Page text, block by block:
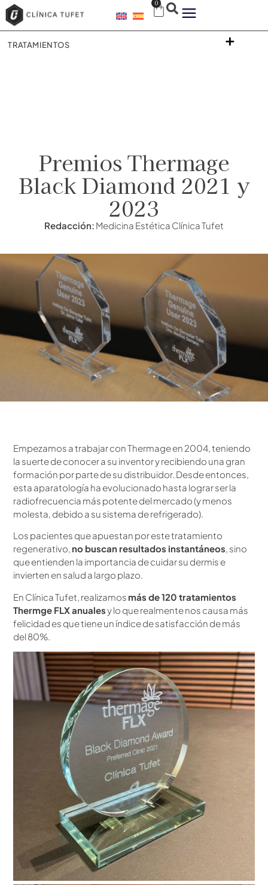
0
TRATAMIENTOS
Premios Thermage
Black Diamond 2021 y
2023
Redacción: Medicina Estética Clínica Tufet
Empezamos a trabajar con Thermage en 2004, teniendo
la suerte de conocer a su inventor y recibiendo una gran
formación por parte de su distribuidor. Desde entonces,
esta aparatología ha evolucionado hasta lograr ser la
radiofrecuencia más potente del mercado (y menos
molesta, debido a su sistema de refrigerado).
Los pacientes que apuestan por este tratamiento
regenerativo, no buscan resultados instantáneos, sino
que entienden la importancia de cuidar su dermis e
invierten en salud a largo plazo.
En Clínica Tufet, realizamos más de 120 tratamientos
Thermge FLX anualesy lo que realmente nos causa más
felicidad es que tiene un índice de satisfacción de más
del 80%.